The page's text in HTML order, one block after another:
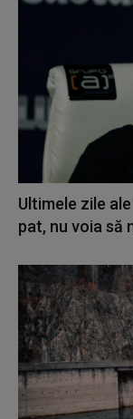
Ultimele zile
pat, nu voia să